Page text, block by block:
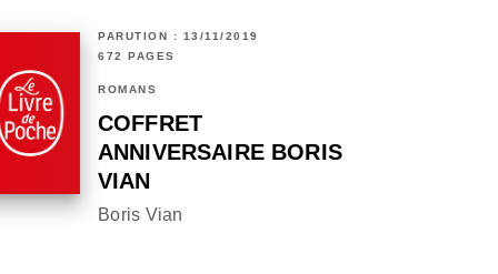
PARUTION : 13/11/2019
672 PAGES
ROMANS
COFFRET
ANNIVERSAIRE BORIS
VIAN
Boris Vian